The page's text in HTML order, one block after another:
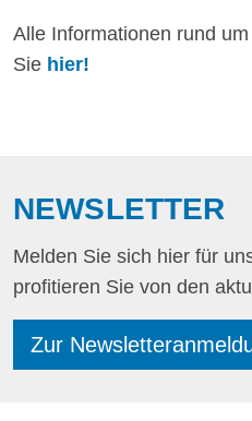
Alle Informationen rund
Sie hier!
NEWSLETTER
Melden Sie sich hier für
profitieren Sie von den
Zur